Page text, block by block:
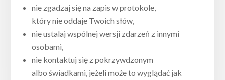
nie zgadzaj się na zapis w protokole,
który nie oddaje Twoich słów,
nie ustalaj wspólnej wersji zdarzeń z innymi
osobami,
nie kontaktuj się z pokrzywdzonym
albo świadkami, jeżeli może to wyglądać jak